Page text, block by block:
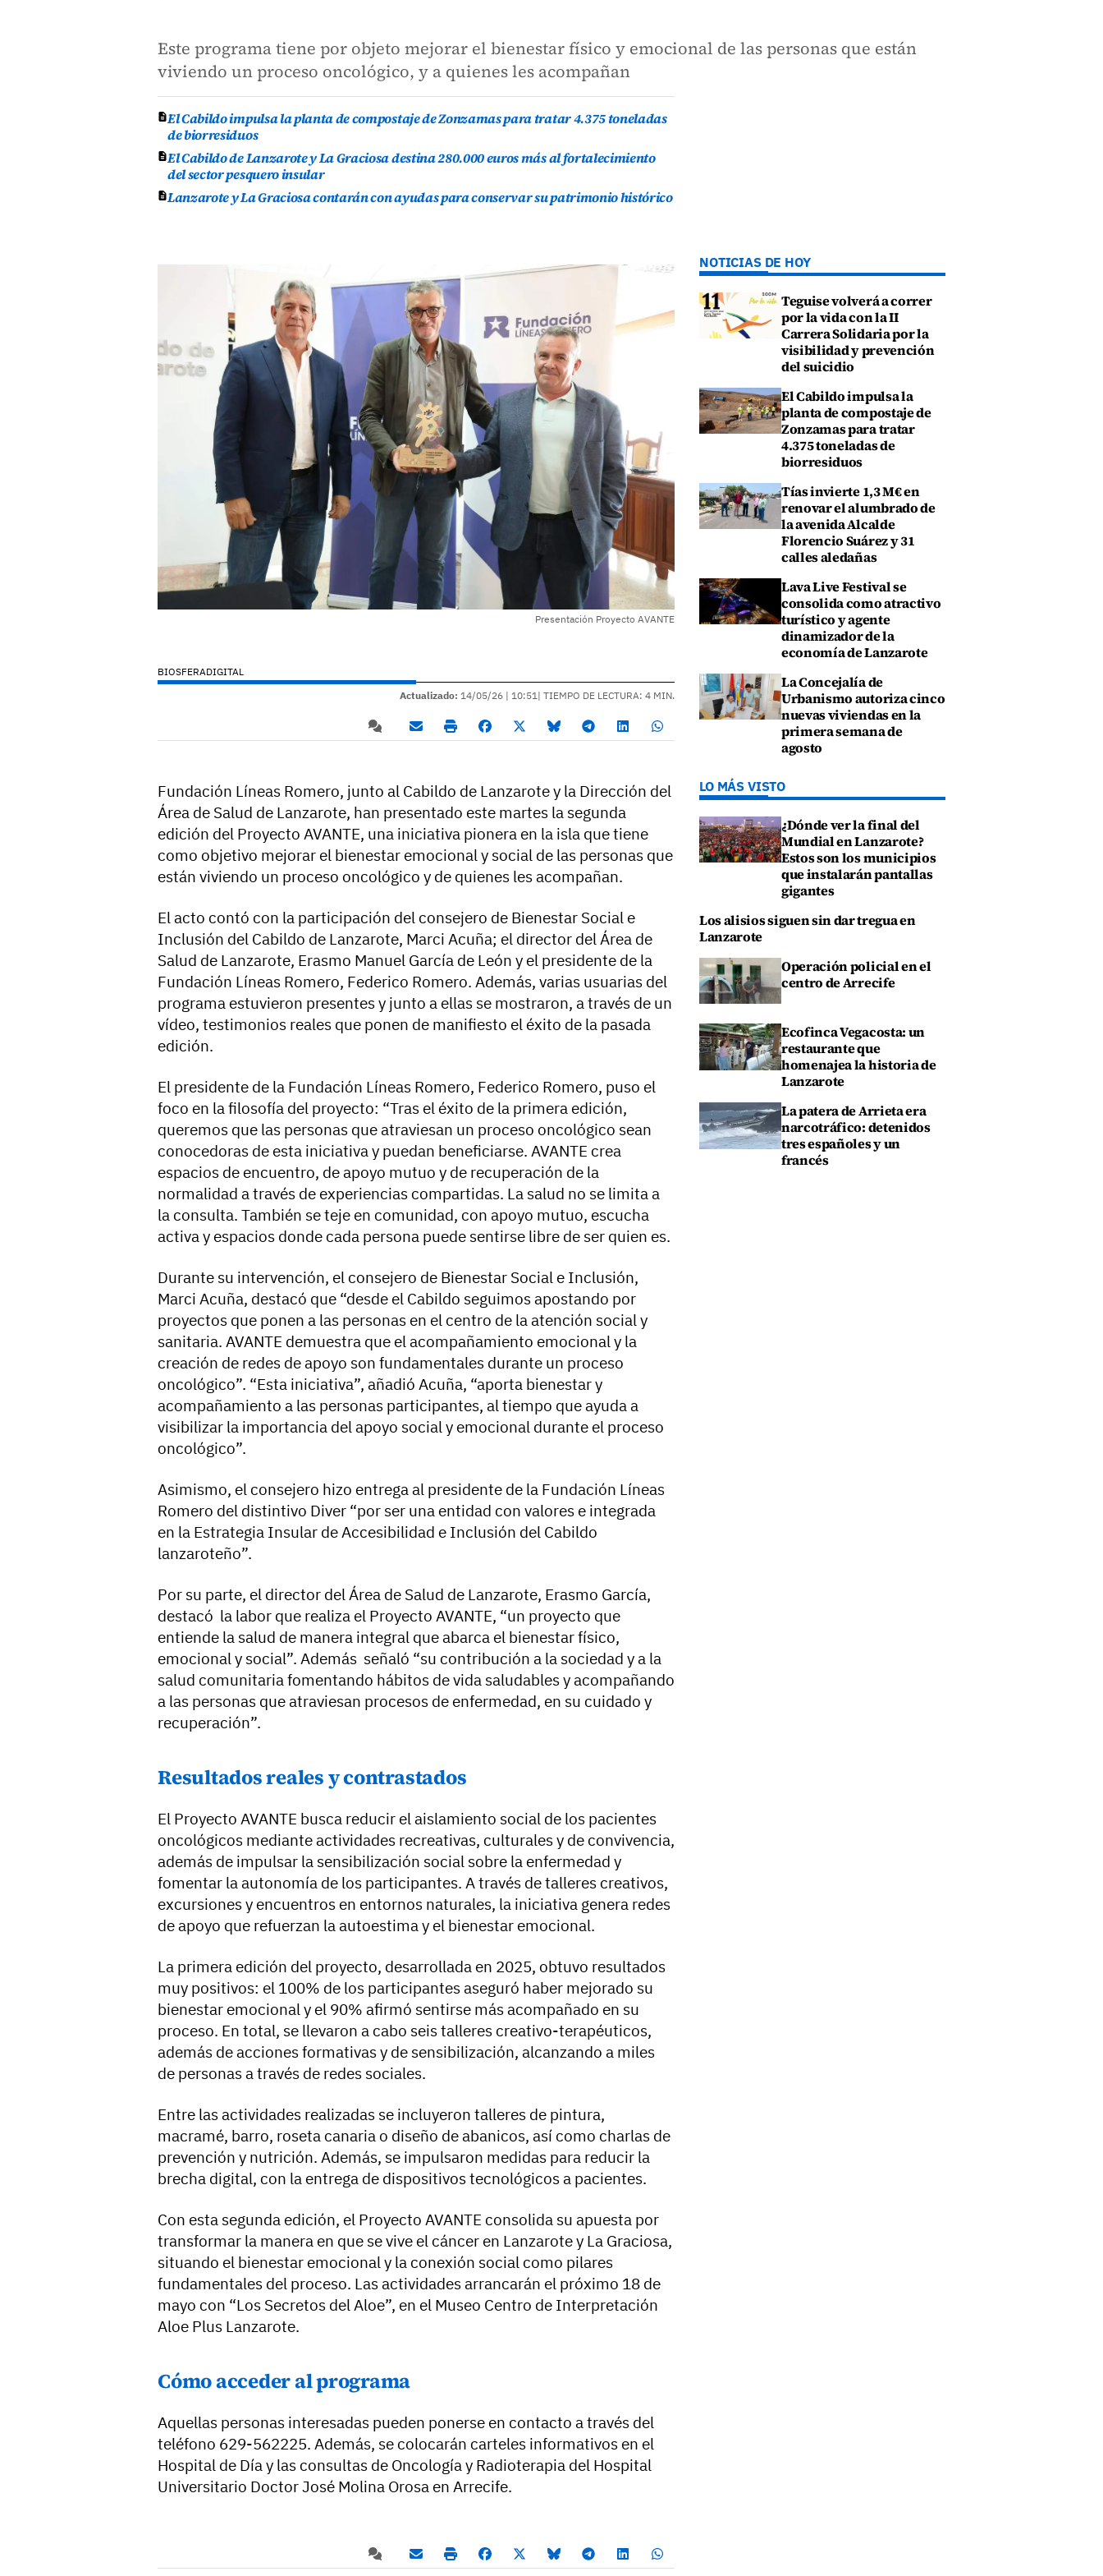
Este programa tiene por objeto mejorar el bienestar físico y emocional de las personas que están
viviendo un proceso oncológico, y a quienes les acompañan
El Cabildo impulsa la planta de compostaje de Zonzamas para tratar 4.375 toneladas
de biorresiduos
El Cabildo de Lanzarote y La Graciosa destina 280.000 euros más al fortalecimiento
del sector pesquero insular
Lanzarote y La Graciosa contarán con ayudas para conservar su patrimonio histórico
Presentación Proyecto AVANTE
BIOSFERADIGITAL
Actualizado: 14/05/26 | 10:51 | TIEMPO DE LECTURA: 4 MIN.
Fundación Líneas Romero, junto al Cabildo de Lanzarote y la Dirección del
Área de Salud de Lanzarote, han presentado este martes la segunda
edición del Proyecto AVANTE, una iniciativa pionera en la isla que tiene
como objetivo mejorar el bienestar emocional y social de las personas que
están viviendo un proceso oncológico y de quienes les acompañan.
El acto contó con la participación del consejero de Bienestar Social e
Inclusión del Cabildo de Lanzarote, Marci Acuña; el director del Área de
Salud de Lanzarote, Erasmo Manuel García de León y el presidente de la
Fundación Líneas Romero, Federico Romero. Además, varias usuarias del
programa estuvieron presentes y junto a ellas se mostraron, a través de un
vídeo, testimonios reales que ponen de manifiesto el éxito de la pasada
edición.
El presidente de la Fundación Líneas Romero, Federico Romero, puso el
foco en la filosofía del proyecto: “Tras el éxito de la primera edición,
queremos que las personas que atraviesan un proceso oncológico sean
conocedoras de esta iniciativa y puedan beneficiarse. AVANTE crea
espacios de encuentro, de apoyo mutuo y de recuperación de la
normalidad a través de experiencias compartidas. La salud no se limita a
la consulta. También se teje en comunidad, con apoyo mutuo, escucha
activa y espacios donde cada persona puede sentirse libre de ser quien es.
Durante su intervención, el consejero de Bienestar Social e Inclusión,
Marci Acuña, destacó que “desde el Cabildo seguimos apostando por
proyectos que ponen a las personas en el centro de la atención social y
sanitaria. AVANTE demuestra que el acompañamiento emocional y la
creación de redes de apoyo son fundamentales durante un proceso
oncológico”. “Esta iniciativa”, añadió Acuña, “aporta bienestar y
acompañamiento a las personas participantes, al tiempo que ayuda a
visibilizar la importancia del apoyo social y emocional durante el proceso
oncológico”.
Asimismo, el consejero hizo entrega al presidente de la Fundación Líneas
Romero del distintivo Diver “por ser una entidad con valores e integrada
en la Estrategia Insular de Accesibilidad e Inclusión del Cabildo
lanzaroteño”.
Por su parte, el director del Área de Salud de Lanzarote, Erasmo García,
destacó la labor que realiza el Proyecto AVANTE, “un proyecto que
entiende la salud de manera integral que abarca el bienestar físico,
emocional y social”. Además señaló “su contribución a la sociedad y a la
salud comunitaria fomentando hábitos de vida saludables y acompañando
a las personas que atraviesan procesos de enfermedad, en su cuidado y
recuperación”.
Resultados reales y contrastados
El Proyecto AVANTE busca reducir el aislamiento social de los pacientes
oncológicos mediante actividades recreativas, culturales y de convivencia,
además de impulsar la sensibilización social sobre la enfermedad y
fomentar la autonomía de los participantes. A través de talleres creativos,
excursiones y encuentros en entornos naturales, la iniciativa genera redes
de apoyo que refuerzan la autoestima y el bienestar emocional.
La primera edición del proyecto, desarrollada en 2025, obtuvo resultados
muy positivos: el 100% de los participantes aseguró haber mejorado su
bienestar emocional y el 90% afirmó sentirse más acompañado en su
proceso. En total, se llevaron a cabo seis talleres creativo-terapéuticos,
además de acciones formativas y de sensibilización, alcanzando a miles
de personas a través de redes sociales.
Entre las actividades realizadas se incluyeron talleres de pintura,
macramé, barro, roseta canaria o diseño de abanicos, así como charlas de
prevención y nutrición. Además, se impulsaron medidas para reducir la
brecha digital, con la entrega de dispositivos tecnológicos a pacientes.
Con esta segunda edición, el Proyecto AVANTE consolida su apuesta por
transformar la manera en que se vive el cáncer en Lanzarote y La Graciosa,
situando el bienestar emocional y la conexión social como pilares
fundamentales del proceso. Las actividades arrancarán el próximo 18 de
mayo con “Los Secretos del Aloe”, en el Museo Centro de Interpretación
Aloe Plus Lanzarote.
Cómo acceder al programa
Aquellas personas interesadas pueden ponerse en contacto a través del
teléfono 629-562225. Además, se colocarán carteles informativos en el
Hospital de Día y las consultas de Oncología y Radioterapia del Hospital
Universitario Doctor José Molina Orosa en Arrecife.
NOTICIAS DE HOY
Teguise volverá a correr
por la vida con la II
Carrera Solidaria por la
visibilidad y prevención
del suicidio
El Cabildo impulsa la
planta de compostaje de
Zonzamas para tratar
4.375 toneladas de
biorresiduos
Tías invierte 1,3 M€ en
renovar el alumbrado de
la avenida Alcalde
Florencio Suárez y 31
calles aledañas
Lava Live Festival se
consolida como atractivo
turístico y agente
dinamizador de la
economía de Lanzarote
La Concejalía de
Urbanismo autoriza cinco
nuevas viviendas en la
primera semana de
agosto
LO MÁS VISTO
¿Dónde ver la final del
Mundial en Lanzarote?
Estos son los municipios
que instalarán pantallas
gigantes
Los alisios siguen sin dar tregua en
Lanzarote
Operación policial en el
centro de Arrecife
Ecofinca Vegacosta: un
restaurante que
homenajea la historia de
Lanzarote
La patera de Arrieta era
narcotráfico: detenidos
tres españoles y un
francés